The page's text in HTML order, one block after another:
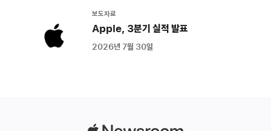
보도자료
Apple, 3분기 실적 발표
2026년 7월 30일